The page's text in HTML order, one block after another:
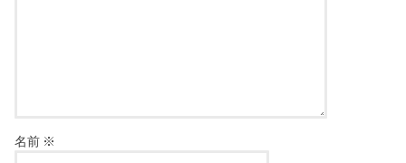
名前 ※